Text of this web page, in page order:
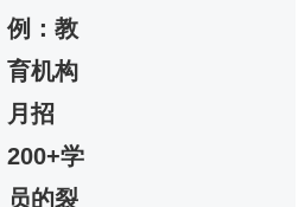
例：教
育机构
月招
200+学
员的裂